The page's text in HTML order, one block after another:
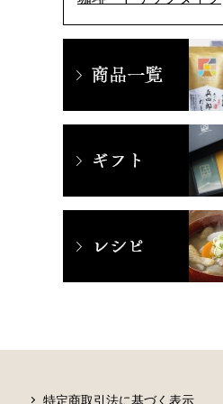
特定商取引法に基づく表示